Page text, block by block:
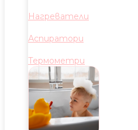
Нагреватели
Аспиратори
Термометри